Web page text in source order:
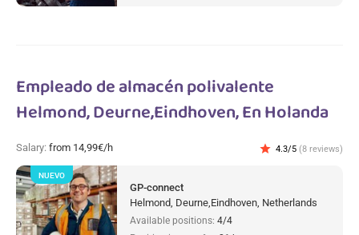
Empleado de almacén polivalente
Helmond, Deurne,Eindhoven, En Holanda
Salary: from 14,99€/h star 4.3/5 (8 reviews)
GP-connect
Helmond, Deurne,Eindhoven, Netherlands
Available positions: 4/4
NUEVO